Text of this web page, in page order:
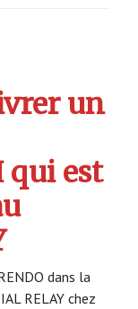
un
qui est
dans la
RELAY chez